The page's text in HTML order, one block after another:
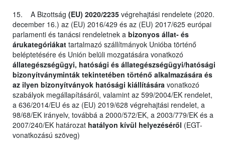
15. A Bizottság (EU) 2020/2235 végrehajtási rendelete (2020.
december 16.) az (EU) 2016/429 és az (EU) 2017/625 európai
parlamenti és tanácsi rendeletnek a bizonyos állat- és
árukategóriákat tartalmazó szállítmányok Unióba történő
beléptetésére és Unión belüli mozgatására vonatkozó
állategészségügyi, hatósági és állategészségügyi/hatósági
bizonyítványminták tekintetében történő alkalmazására és
az ilyen bizonyítványok hatósági kiállítására vonatkozó
szabályok megállapításáról, valamint az 599/2004/EK rendelet,
a 636/2014/EU és az (EU) 2019/628 végrehajtási rendelet, a
98/68/EK irányelv, továbbá a 2000/572/EK, a 2003/779/EK és a
2007/240/EK határozat hatályon kívül helyezéséről (EGT-
vonatkozású szöveg)